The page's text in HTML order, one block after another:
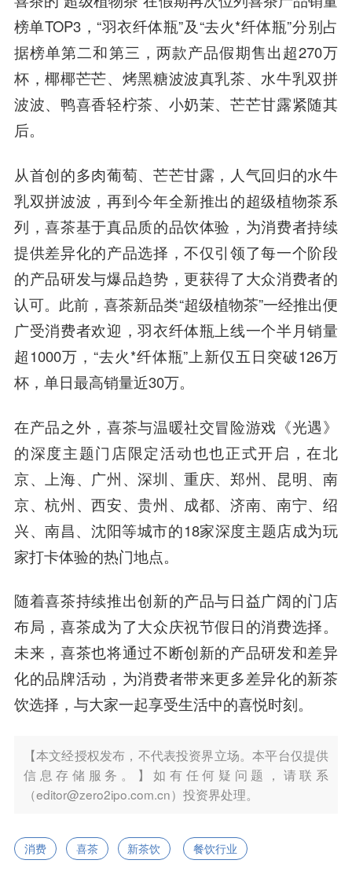
榜单TOP3，“羽衣纤体瓶”及“去火*纤体瓶”分别占
据榜单第二和第三，两款产品假期售出超270万
杯，椰椰芒芒、烤黑糖波波真乳茶、水牛乳双拼
波波、鸭喜香轻柠茶、小奶茉、芒芒甘露紧随其
后。
从首创的多肉葡萄、芒芒甘露，人气回归的水牛
乳双拼波波，再到今年全新推出的超级植物茶系
列，喜茶基于真品质的品饮体验，为消费者持续
提供差异化的产品选择，不仅引领了每一个阶段
的产品研发与爆品趋势，更获得了大众消费者的
认可。此前，喜茶新品类“超级植物茶”一经推出便
广受消费者欢迎，羽衣纤体瓶上线一个半月销量
超1000万，“去火*纤体瓶”上新仅五日突破126万
杯，单日最高销量近30万。
在产品之外，喜茶与温暖社交冒险游戏《光遇》
的深度主题门店限定活动也也正式开启，在北
京、上海、广州、深圳、重庆、郑州、昆明、南
京、杭州、西安、贵州、成都、济南、南宁、绍
兴、南昌、沈阳等城市的18家深度主题店成为玩
家打卡体验的热门地点。
随着喜茶持续推出创新的产品与日益广阔的门店
布局，喜茶成为了大众庆祝节假日的消费选择。
未来，喜茶也将通过不断创新的产品研发和差异
化的品牌活动，为消费者带来更多差异化的新茶
饮选择，与大家一起享受生活中的喜悦时刻。
【本文经授权发布，不代表投资界立场。本平台仅提供
信息存储服务。】如有任何疑问题，请联系
（editor@zero2ipo.com.cn）投资界处理。
消费 喜茶 新茶饮 餐饮行业